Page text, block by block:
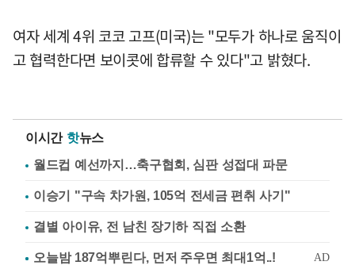
여자 세계 4위 코코 고프(미국)는 "모두가 하나로 움직이
고 협력한다면 보이콧에 합류할 수 있다"고 밝혔다.
이시간 핫뉴스
월드컵 예선까지…축구협회, 심판 성접대 파문
이승기 "구속 차가원, 105억 전세금 편취 사기"
결별 아이유, 전 남친 장기하 직접 소환